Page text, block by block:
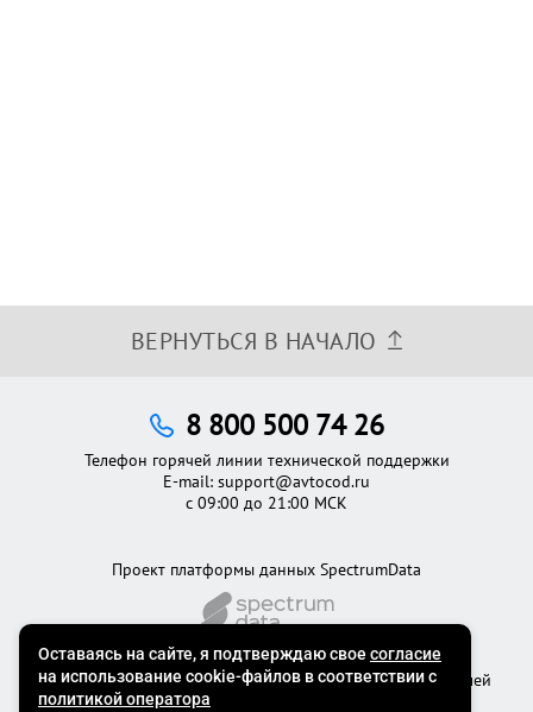
ВЕРНУТЬСЯ В НАЧАЛО
©2012 - 2026Официальный сервис проверки автомобилей
Проект платформы данных SpectrumData
8 800 500 74 26
Телефон горячей линии технической поддержки
E-mail: support@avtocod.ru
с 09:00 до 21:00 МСК